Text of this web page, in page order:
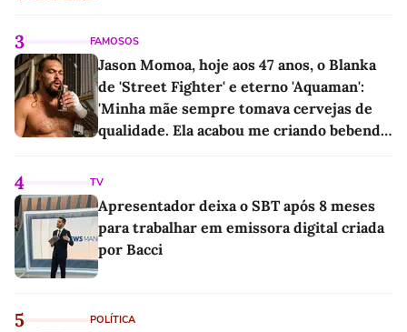
3 FAMOSOS
Jason Momoa, hoje aos 47 anos, o Blanka
de 'Street Fighter' e eterno 'Aquaman':
'Minha mãe sempre tomava cervejas de
qualidade. Ela acabou me criando bebendo
4 TV
Apresentador deixa o SBT após 8 meses
para trabalhar em emissora digital criada
por Bacci
5 POLÍTICA